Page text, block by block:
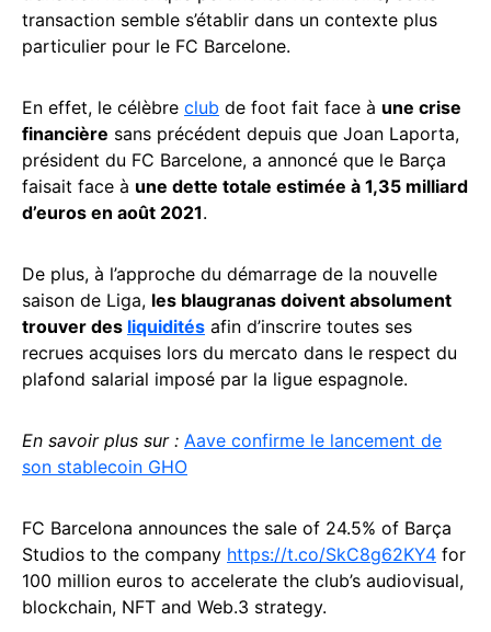
transaction semble s’établir dans un contexte plus
particulier pour le FC Barcelone.
En effet, le célèbre club de foot fait face à une crise
financière sans précédent depuis que Joan Laporta,
président du FC Barcelone, a annoncé que le Barça
faisait face à une dette totale estimée à 1,35 milliard
d’euros en août 2021.
De plus, à l’approche du démarrage de la nouvelle
saison de Liga, les blaugranas doivent absolument
trouver des liquidités afin d’inscrire toutes ses
recrues acquises lors du mercato dans le respect du
plafond salarial imposé par la ligue espagnole.
En savoir plus sur : Aave confirme le lancement de
son stablecoin GHO
FC Barcelona announces the sale of 24.5% of Barça
Studios to the company https://t.co/SkC8g62KY4 for
100 million euros to accelerate the club’s audiovisual,
blockchain, NFT and Web.3 strategy.